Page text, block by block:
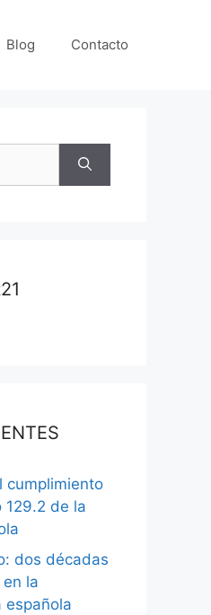
Blog Contacto
cumplimiento
de la
dos décadas
la
española